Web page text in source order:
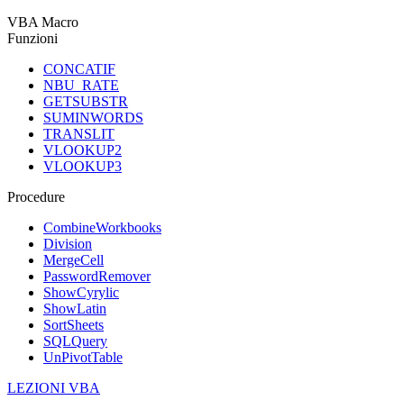
VBA Macro
Funzioni
CONCATIF
NBU_RATE
GETSUBSTR
SUMINWORDS
TRANSLIT
VLOOKUP2
VLOOKUP3
Procedure
CombineWorkbooks
Division
MergeCell
PasswordRemover
ShowCyrylic
ShowLatin
SortSheets
SQLQuery
UnPivotTable
LEZIONI VBA